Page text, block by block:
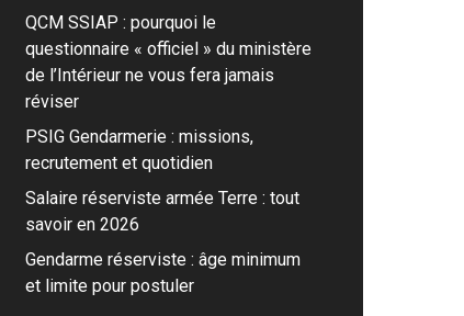
QCM SSIAP : pourquoi le
questionnaire « officiel » du ministère
de l’Intérieur ne vous fera jamais
réviser
PSIG Gendarmerie : missions,
recrutement et quotidien
Salaire réserviste armée Terre : tout
savoir en 2026
Gendarme réserviste : âge minimum
et limite pour postuler